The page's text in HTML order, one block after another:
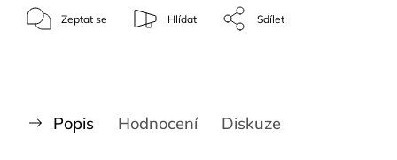
Zeptat se Hlídat Sdílet
Popis Hodnocení Diskuze